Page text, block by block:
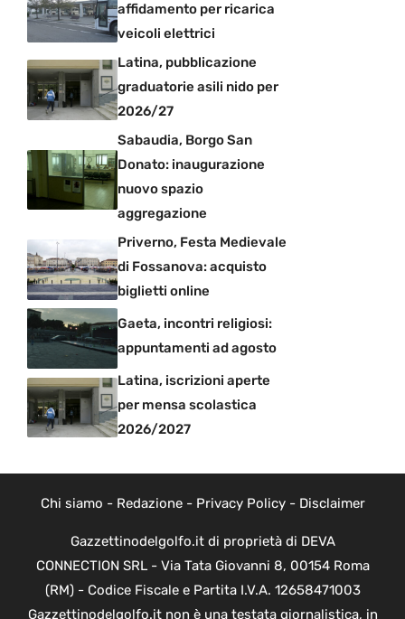
affidamento per ricarica
veicoli elettrici
Latina, pubblicazione
graduatorie asili nido per
2026/27
Sabaudia, Borgo San
Donato: inaugurazione
nuovo spazio
aggregazione
Priverno, Festa Medievale
di Fossanova: acquisto
biglietti online
Gaeta, incontri religiosi:
appuntamenti ad agosto
Latina, iscrizioni aperte
per mensa scolastica
2026/2027
Chi siamo - Redazione- Privacy Policy- Disclaimer
Gazzettinodelgolfo.it di proprietà di DEVA
CONNECTION SRL - Via Tata Giovanni 8, 00154 Roma
(RM) - Codice Fiscale e Partita I.V.A. 12658471003
Gazzettinodelgolfo.it non è una testata giornalistica, in